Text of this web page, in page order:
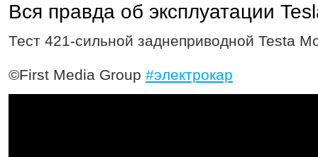
Вся правда об эксплуатации
Тест 421-сильной заднеприводной Testa
©First Media Group #электрокар